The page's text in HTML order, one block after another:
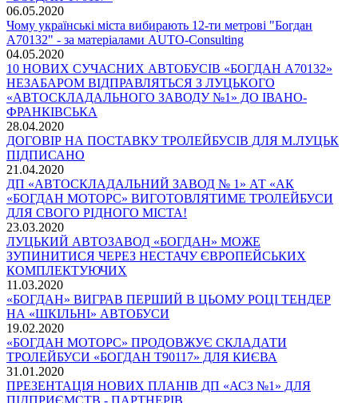
06.05.2020
Чому українські міста вибирають 12-ти метрові "Богдан
А70132" - за матеріалами AUTO-Consulting
04.05.2020
10 НОВИХ СУЧАСНИХ АВТОБУСІВ «БОГДАН А70132»
НЕЗАБАРОМ ВІДПРАВЛЯТЬСЯ З ЛУЦЬКОГО
«АВТОСКЛАДАЛЬНОГО ЗАВОДУ №1» ДО ІВАНО-
ФРАНКІВСЬКА
28.04.2020
ДОГОВІР НА ПОСТАВКУ ТРОЛЕЙБУСІВ ДЛЯ М.ЛУЦЬК
ПІДПИСАНО
21.04.2020
ДП «АВТОСКЛАДАЛЬНИЙ ЗАВОД № 1» АТ «АК
«БОГДАН МОТОРС» ВИГОТОВЛЯТИМЕ ТРОЛЕЙБУСИ
ДЛЯ СВОГО РІДНОГО МІСТА!
23.03.2020
ЛУЦЬКИЙ АВТОЗАВОД «БОГДАН» МОЖЕ
ЗУПИНИТИСЯ ЧЕРЕЗ НЕСТАЧУ ЄВРОПЕЙСЬКИХ
КОМПЛЕКТУЮЧИХ
11.03.2020
«БОГДАН» ВИГРАВ ПЕРШИЙ В ЦЬОМУ РОЦІ ТЕНДЕР
НА «ШКІЛЬНІ» АВТОБУСИ
19.02.2020
«БОГДАН МОТОРС» ПРОДОВЖУЄ СКЛАДАТИ
ТРОЛЕЙБУСИ «БОГДАН Т90117» ДЛЯ КИЄВА
31.01.2020
ПРЕЗЕНТАЦІЯ НОВИХ ПЛАНІВ ДП «АСЗ №1» ДЛЯ
ПІДПРИЄМСТВ - ПАРТНЕРІВ